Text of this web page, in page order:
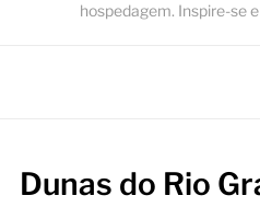
hospedagem. Inspire-se
Dunas do Rio